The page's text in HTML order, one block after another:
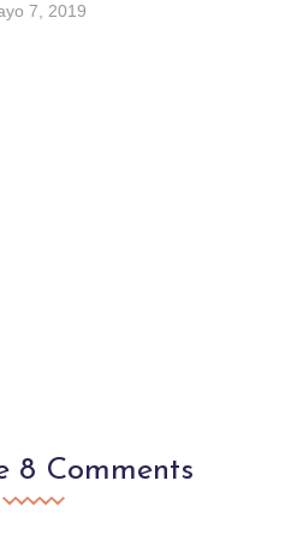
7, 2019
8 Comments